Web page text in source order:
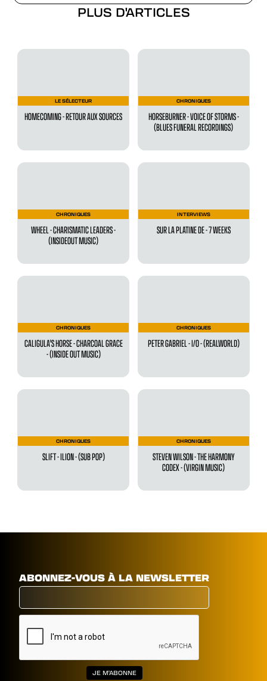
PLUS D'ARTICLES
LE SÉLECTEUR
HOMECOMING - RETOUR AUX SOURCES
CHRONIQUES
HORSEBURNER - VOICE OF STORMS -
(BLUES FUNERAL RECORDINGS)
CHRONIQUES
WHEEL - CHARISMATIC LEADERS -
(INSIDEOUT MUSIC)
INTERVIEWS
SUR LA PLATINE DE - 7 WEEKS
CHRONIQUES
CALIGULA'S HORSE - CHARCOAL GRACE
- (INSIDE OUT MUSIC)
CHRONIQUES
PETER GABRIEL - I/O - (REALWORLD)
CHRONIQUES
SLIFT - ILION - (SUB POP)
CHRONIQUES
STEVEN WILSON - THE HARMONY
CODEX - (VIRGIN MUSIC)
ABONNEZ-VOUS À LA NEWSLETTER